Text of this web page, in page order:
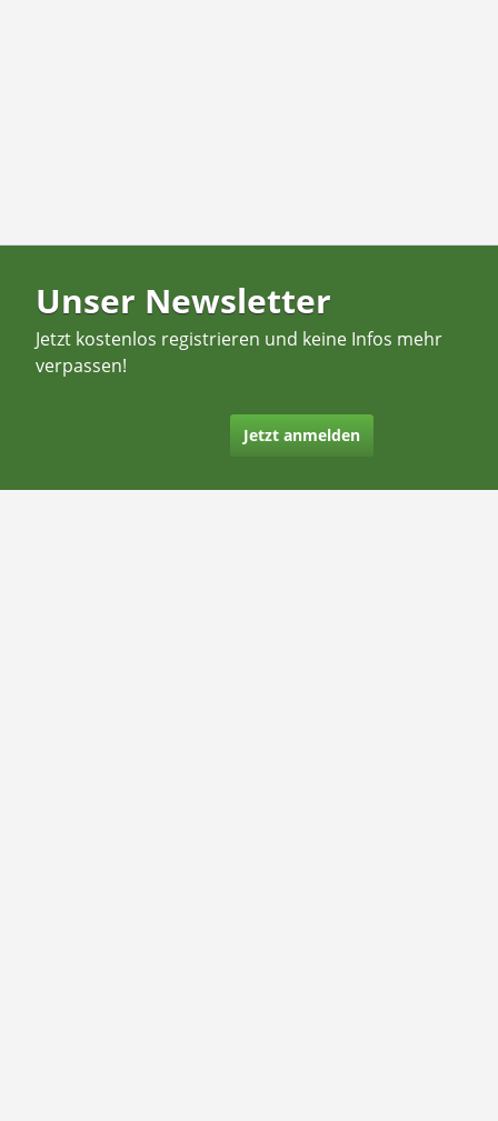
Unser Newsletter
Jetzt kostenlos registrieren und keine Infos mehr
verpassen!
Jetzt anmelden